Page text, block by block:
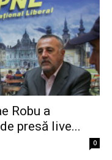
Robu a
presă live...
0